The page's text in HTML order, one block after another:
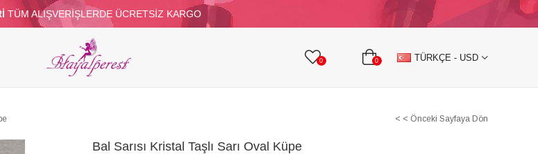
TÜM ALIŞVERİŞLERDE ÜCRETSİZ KARGO
0 0 TÜRKÇE - USD
SÜS MALZEMELERİ TÜY BONCUKLAR TAŞLI TEKSTİL AKSESUARLARI
TOPTAN DİĞER
< < Önceki Sayfaya Dön
Bal Sarısı Kristal Taşlı Sarı Oval Küpe